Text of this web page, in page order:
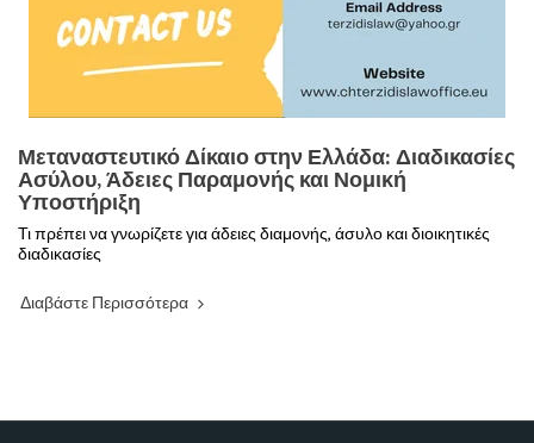
Μεταναστευτικό Δίκαιο στην Ελλάδα: Διαδικασίες
Ασύλου, Άδειες Παραμονής και Νομική
Υποστήριξη
Τι πρέπει να γνωρίζετε για άδειες διαμονής, άσυλο και διοικητικές
διαδικασίες
Διαβάστε Περισσότερα